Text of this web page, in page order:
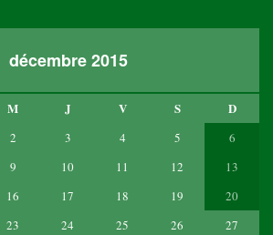
décembre 2015
M J V S D
2 3 4 5
6
9 10 11 12
13
16 17 18 19
20
23 24 25 26
27